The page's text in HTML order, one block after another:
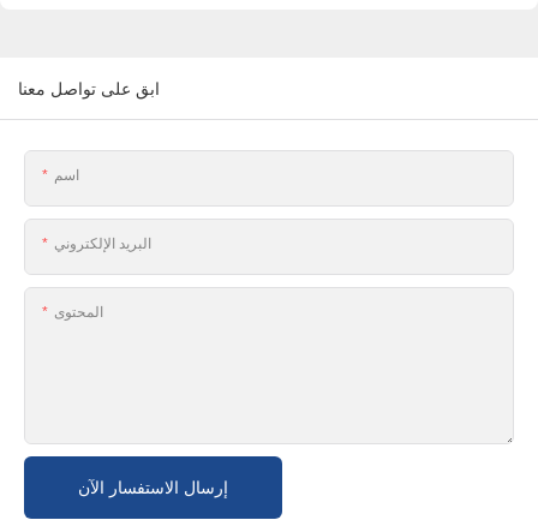
ابق على تواصل معنا
اسم
البريد الإلكتروني
المحتوى
إرسال الاستفسار الآن